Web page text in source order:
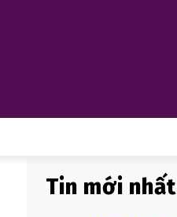
Tin mới nhất